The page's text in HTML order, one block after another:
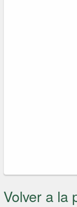
Volver a la